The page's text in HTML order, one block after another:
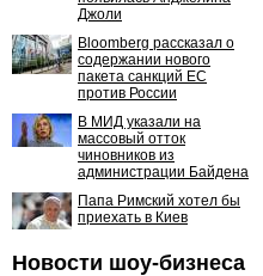
Джоли
Bloomberg рассказал о
содержании нового
пакета санкций ЕС
против России
В МИД указали на
массовый отток
чиновников из
администрации Байдена
Папа Римский хотел бы
приехать в Киев
Новости шоу-бизнеса